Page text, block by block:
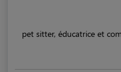
pet sitter, éducatrice et